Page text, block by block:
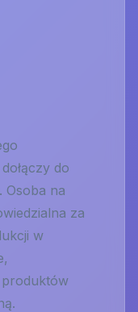
do
Osoba na
za
w
produktów